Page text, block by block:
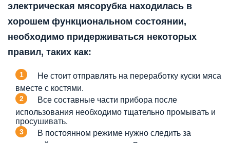
электрическая мясорубка находилась в
хорошем функциональном состоянии,
необходимо придерживаться некоторых
правил, таких как:
Не стоит отправлять на переработку куски мяса
вместе с костями.
Все составные части прибора после
использования необходимо тщательно промывать и
просушивать.
В постоянном режиме нужно следить за